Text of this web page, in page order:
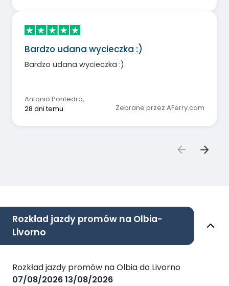
Bardzo udana wycieczka :)
Bardzo udana wycieczka :)
Antonio Pontedro,
28 dni temu
Zebrane przez AFerry.com
Rozkład jazdy promów na Olbia-
Livorno
Rozkład jazdy promów na Olbia do Livorno
07/08/202613/08/2026